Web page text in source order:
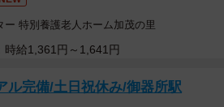
ゃい！」（ABCテレビ）。1組目の
特別養護老人ホーム加茂の里
時給1,361円～1,641円
ル完備/土日祝休み/御器所駅